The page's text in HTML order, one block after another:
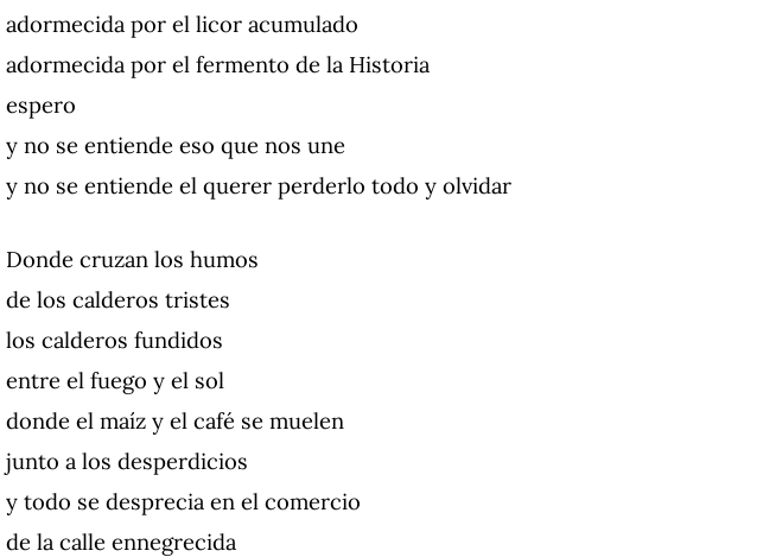
adormecida por el licor acumulado
adormecida por el fermento de la Historia
espero
y no se entiende eso que nos une
y no se entiende el querer perderlo todo y olvidar
Donde cruzan los humos
de los calderos tristes
los calderos fundidos
entre el fuego y el sol
donde el maíz y el café se muelen
junto a los desperdicios
y todo se desprecia en el comercio
de la calle ennegrecida